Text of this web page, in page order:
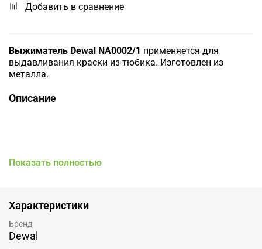
Добавить в сравнение
Выжиматель Dewal NA0002/1 применяется для
выдавливания краски из тюбика. Изготовлен из
металла.
Описание
Показать полностью
Характеристики
Бренд
Dewal